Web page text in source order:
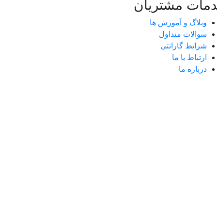
مشتریان
وبلاگ و آموزش ها
سوالات متداول
شرایط گارانتی
ارتباط با ما
درباره ما